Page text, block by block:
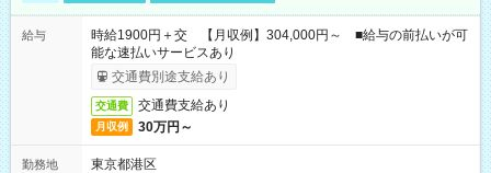
給与
時給1900円＋交 【月収例】304,000円～ ■給与の前払いが可
能な速払いサービスあり
交通費別途支給あり
交通費 交通費支給あり
月収例 30万円～
勤務地
東京都港区